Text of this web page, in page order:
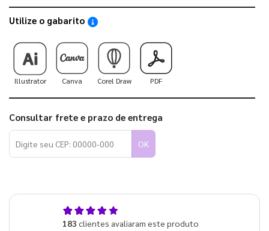
Utilize o gabarito Saiba como utilizar os nossos gabaritos
Illustrator Canva Corel Draw PDF
Consultar frete e prazo de entrega
OK
183 clientes avaliaram este produto